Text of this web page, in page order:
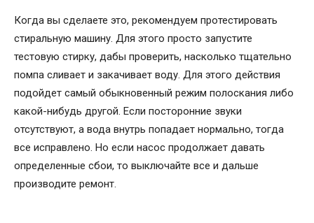
Когда вы сделаете это, рекомендуем протестировать
стиральную машину. Для этого просто запустите
тестовую стирку, дабы проверить, насколько тщательно
помпа сливает и закачивает воду. Для этого действия
подойдет самый обыкновенный режим полоскания либо
какой-нибудь другой. Если посторонние звуки
отсутствуют, а вода внутрь попадает нормально, тогда
все исправлено. Но если насос продолжает давать
определенные сбои, то выключайте все и дальше
производите ремонт.